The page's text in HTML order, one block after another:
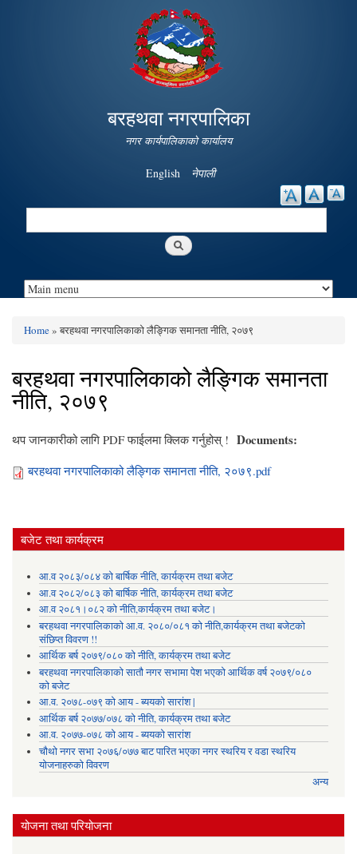
Skip to
main
content
बरहथवा नगरपालिका
नगर कार्यपालिकाको कार्यालय
English नेपाली
Search
Home» बरहथवा नगरपालिकाको लैङ्गिक समानता नीति, २०७९
बरहथवा नगरपालिकाको लैङ्गिक समानता
नीति, २०७९
थप जानकारीको लागि PDF फाईलमा क्लिक गर्नुहोस् ! Documents:
बरहथवा नगरपालिकाको लैङ्गिक समानता नीति, २०७९.pdf
बजेट तथा कार्यक्रम
आ.व २०८३/०८४ को बार्षिक नीति, कार्यक्रम तथा बजेट
आ.व २०८२/०८३ को बार्षिक नीति, कार्यक्रम तथा बजेट
आ.व २०८१।०८२ को नीति,कार्यक्रम तथा बजेट।
बरहथवा नगरपालिकाको आ.व. २०८०/०८१ को नीति,कार्यक्रम तथा बजेटको
संछिप्त विवरण !!
आर्थिक बर्ष २०७९/०८० को नीति, कार्यक्रम तथा बजेट
बरहथवा नगरपालिकाको सातौ नगर सभामा पेश भएको आर्थिक वर्ष २०७९/०८०
को बजेट
आ.व. २०७८-०७९ को आय - ब्ययको सारांश |
आर्थिक बर्ष २०७७/०७८ को नीति, कार्यक्रम तथा बजेट
आ.व. २०७७-०७८ को आय - ब्ययको सारांश
चौथो नगर सभा २०७६/०७७ बाट पारित भएका नगर स्थरिय र वडा स्थरिय
योजनाहरुको विवरण
अन्य
योजना तथा परियोजना